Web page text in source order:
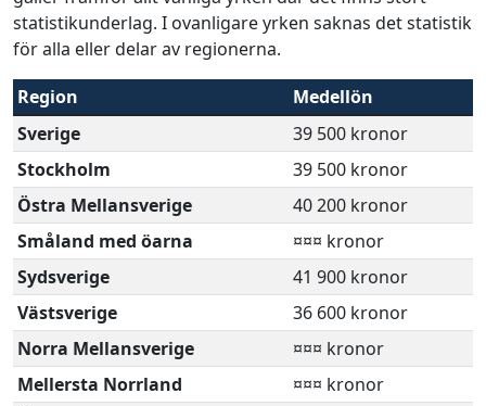
statistikunderlag. I ovanligare yrken saknas det statistik
för alla eller delar av regionerna.
Region
Medellön
Sverige
39 500 kronor
Stockholm
39 500 kronor
Östra Mellansverige
40 200 kronor
Småland med öarna
¤¤¤ kronor
Sydsverige
41 900 kronor
Västsverige
36 600 kronor
Norra Mellansverige
¤¤¤ kronor
Mellersta Norrland
¤¤¤ kronor